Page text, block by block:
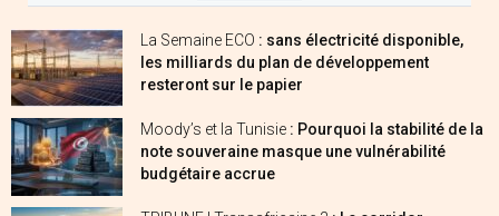
La Semaine ECO : sans électricité disponible,
les milliards du plan de développement
resteront sur le papier
Moody’s et la Tunisie : Pourquoi la stabilité de la
note souveraine masque une vulnérabilité
budgétaire accrue